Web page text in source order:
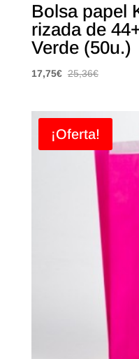
Bolsa papel
rizada de
Verde (50u.)
17,75€ 25,36€
¡Oferta!